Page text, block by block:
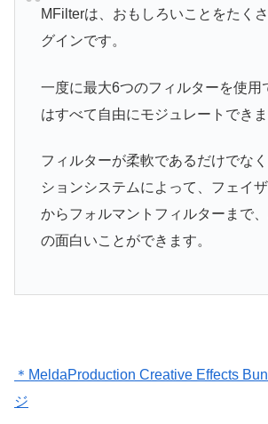
MFilterは、おもしろいことをたく
グインです。
一度に最大6つのフィルターを使用
はすべて自由にモジュレートできま
フィルターが柔軟であるだけでな
ションシステムによって、フェイ
からフォルマントフィルターまで
の面白いことができます。
＊MeldaProduction Creative Effects
ジ